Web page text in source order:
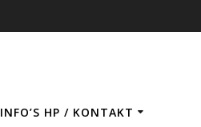
INFO’S HP / KONTAKT